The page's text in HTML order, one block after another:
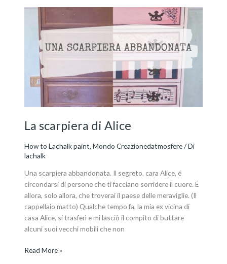
La scarpiera di Alice
How to Lachalk paint,Mondo Creazionedatmosfere/ Di
lachalk
Una scarpiera abbandonata. Il segreto, cara Alice, é
circondarsi di persone che ti facciano sorridere il cuore. É
allora, solo allora, che troverai il paese delle meraviglie. (Il
cappellaio matto) Qualche tempo fa, la mia ex vicina di
casa Alice, si trasferì e mi lasciò il compito di buttare
alcuni suoi vecchi mobili che non
scarpiera
Read More »